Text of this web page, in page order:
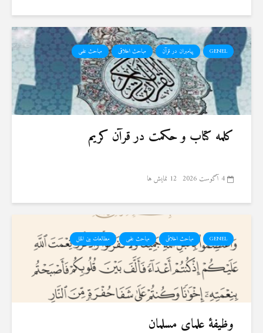
GENEL پیامبران در قرآن مباحث اخلاقی مباحث علمی
کلمه کتاب و حکمت در قرآن کریم
4 آگوست 2026 12 نمایش ها
GENEL مباحث اخلاقی مباحث علمی مطالعات بین الملل
وظیفهٔ علمای مسلمان